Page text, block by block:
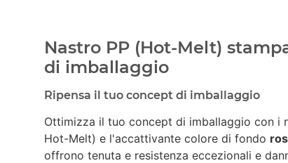
Nastro PP (Hot-Melt)
di imballaggio
Ripensa il tuo concept di imballaggio
Ottimizza il tuo concept di imballaggio con i
Hot-Melt) e l'accattivante colore di fondo
offrono tenuta e resistenza eccezionali e